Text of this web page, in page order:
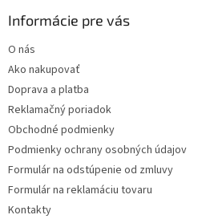
Informácie pre vás
O nás
Ako nakupovať
Doprava a platba
Reklamačný poriadok
Obchodné podmienky
Podmienky ochrany osobných údajov
Formulár na odstúpenie od zmluvy
Formulár na reklamáciu tovaru
Kontakty